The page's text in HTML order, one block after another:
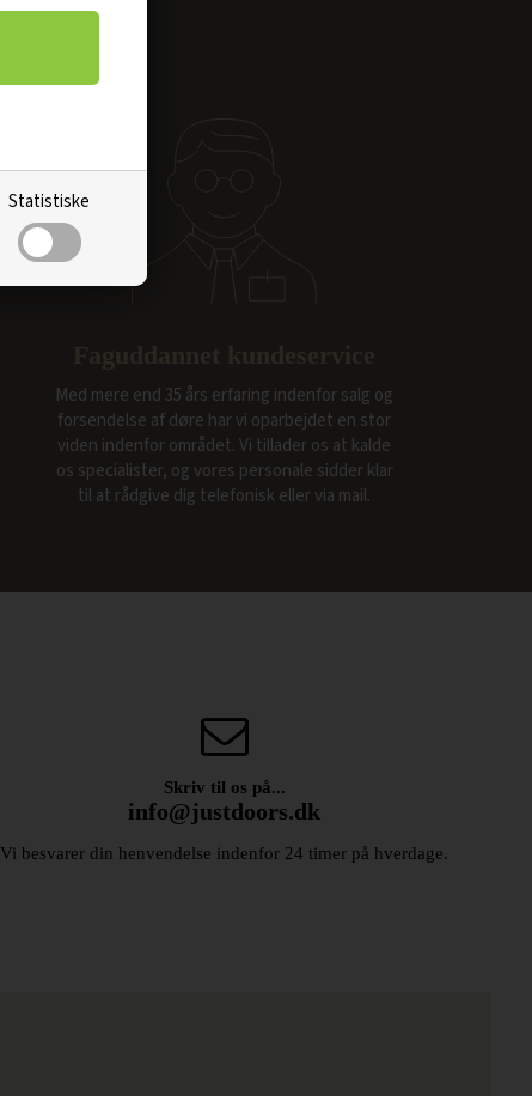
Statistiske
Med mere end 35 års erfaring indenfor salg og
forsendelse af døre har vi oparbejdet en stor
viden indenfor området. Vi tillader os at kalde
os specialister, og vores personale sidder klar
til at rådgive dig telefonisk eller via mail.
Skriv til os på...
info@justdoors.dk
Vi besvarer din henvendelse indenfor 24 timer på hverdage.